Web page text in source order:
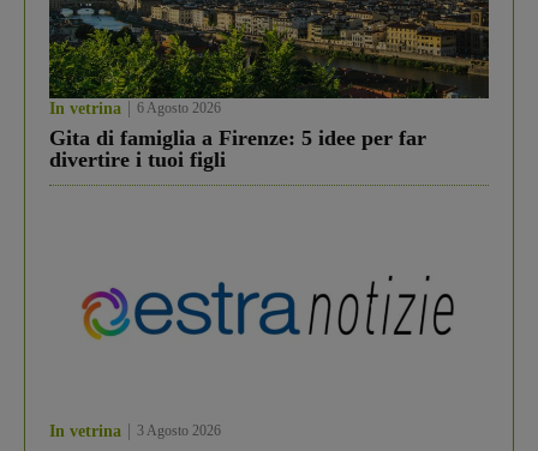
In vetrina 6 Agosto 2026
Gita di famiglia a Firenze: 5 idee per far
divertire i tuoi figli
In vetrina 3 Agosto 2026